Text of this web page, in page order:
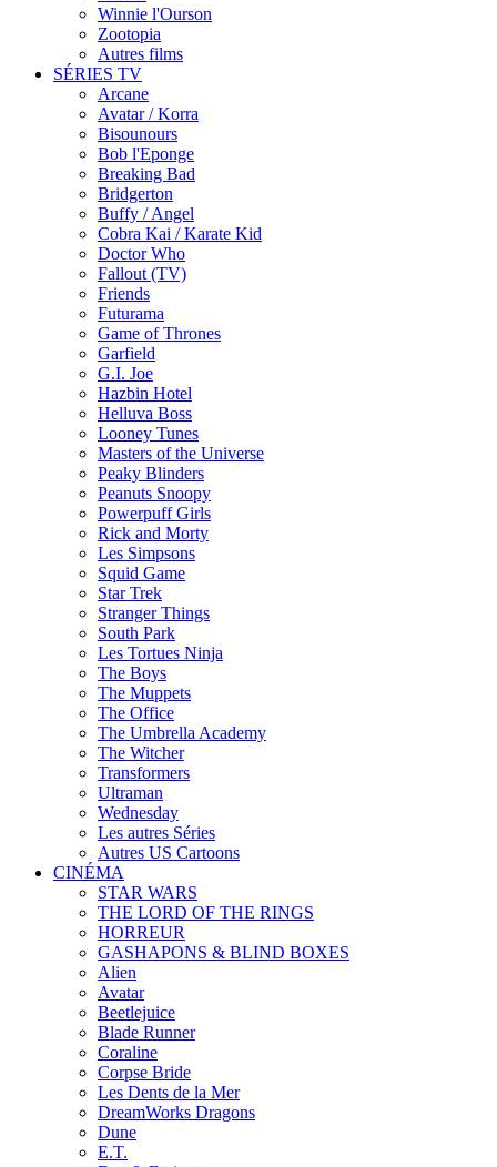
Winnie l'Ourson
Zootopia
Autres films
SÉRIES TV
Arcane
Avatar / Korra
Bisounours
Bob l'Eponge
Breaking Bad
Bridgerton
Buffy / Angel
Cobra Kai / Karate Kid
Doctor Who
Fallout (TV)
Friends
Futurama
Game of Thrones
Garfield
G.I. Joe
Hazbin Hotel
Helluva Boss
Looney Tunes
Masters of the Universe
Peaky Blinders
Peanuts Snoopy
Powerpuff Girls
Rick and Morty
Les Simpsons
Squid Game
Star Trek
Stranger Things
South Park
Les Tortues Ninja
The Boys
The Muppets
The Office
The Umbrella Academy
The Witcher
Transformers
Ultraman
Wednesday
Les autres Séries
Autres US Cartoons
CINÉMA
STAR WARS
THE LORD OF THE RINGS
HORREUR
GASHAPONS & BLIND BOXES
Alien
Avatar
Beetlejuice
Blade Runner
Coraline
Corpse Bride
Les Dents de la Mer
DreamWorks Dragons
Dune
E.T.